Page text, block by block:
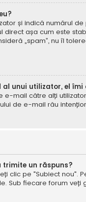
și indică numărul
direct așa cum este
„spam”, nu îl
unui utilizator, el îmi
e-mail către alți
de e-mail rău
trimite un răspuns?
clic pe "Subiect nou".
Sub fiecare forum veți